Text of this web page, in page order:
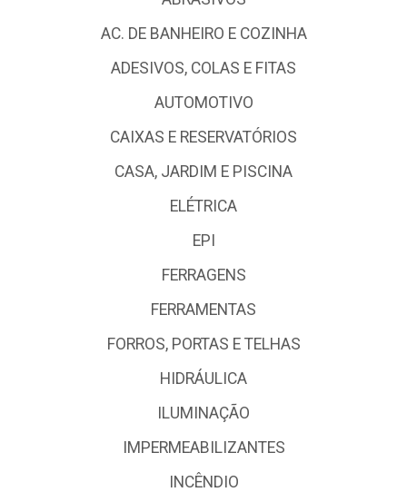
AC. DE BANHEIRO E COZINHA
ADESIVOS, COLAS E FITAS
AUTOMOTIVO
CAIXAS E RESERVATÓRIOS
CASA, JARDIM E PISCINA
ELÉTRICA
EPI
FERRAGENS
FERRAMENTAS
FORROS, PORTAS E TELHAS
HIDRÁULICA
ILUMINAÇÃO
IMPERMEABILIZANTES
INCÊNDIO